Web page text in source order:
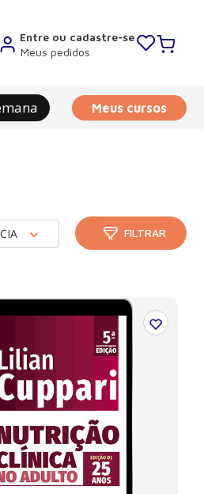
Entre ou cadastre-se
Meus pedidos
Meus cursos
FILTRAR